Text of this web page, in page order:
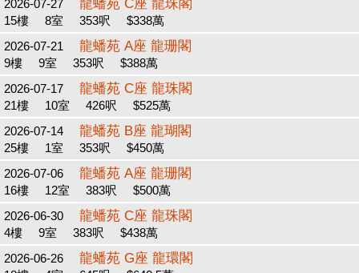
2026-07-27
龍蟠苑 C座 龍珠閣
15樓 8室 353呎
$338萬
2026-07-21
龍蟠苑 A座 龍珊閣
9樓 9室 353呎
$388萬
2026-07-17
龍蟠苑 C座 龍珠閣
21樓 10室 426呎
$525萬
2026-07-14
龍蟠苑 B座 龍瑚閣
25樓 1室 353呎
$450萬
2026-07-06
龍蟠苑 A座 龍珊閣
16樓 12室 383呎
$500萬
2026-06-30
龍蟠苑 C座 龍珠閣
4樓 9室 383呎
$438萬
2026-06-26
龍蟠苑 G座 龍環閣